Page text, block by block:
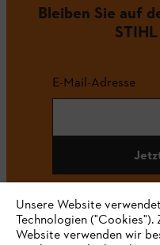
Bleiben Sie auf
E-Mail-Adresse
Unsere Website
Technologien
Website verwenden wir